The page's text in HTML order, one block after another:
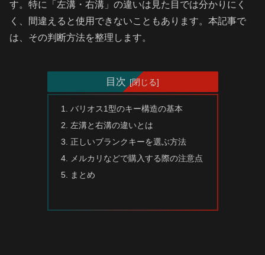
す。特に「左溝・右溝」の違いは見た目では分かりにく
く、間違えると使用できないこともあります。本記事で
は、その判断方法を整理します。
目次
バリオス1型のキー構造の基本
左溝と右溝の違いとは
正しいブランクキーを選ぶ方法
メルカリなどで購入する際の注意点
まとめ